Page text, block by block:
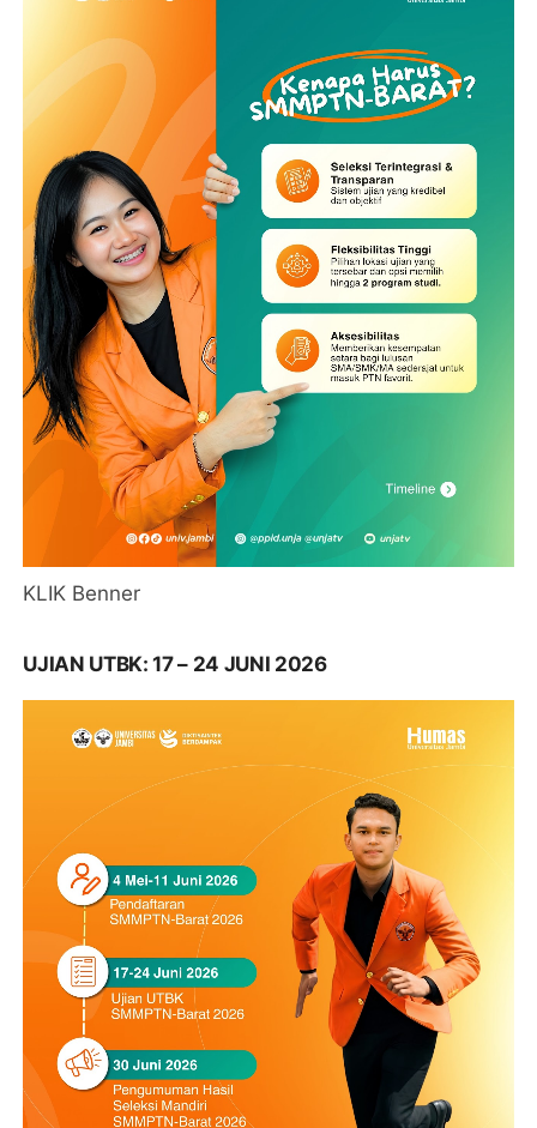
KLIK Benner
UJIAN UTBK: 17 – 24 JUNI 2026